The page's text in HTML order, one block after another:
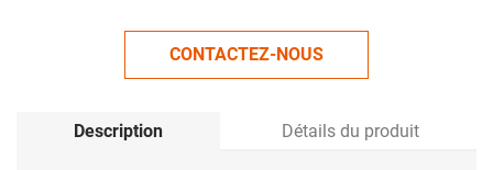
CONTACTEZ-NOUS
Description Détails du produit